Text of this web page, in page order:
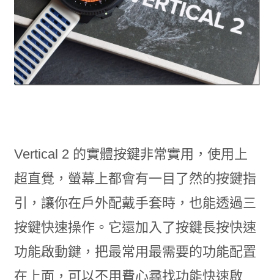
Vertical 2 的實體按鍵非常實用，使用上
超直覺，螢幕上都會有一目了然的按鍵指
引，讓你在戶外配戴手套時，也能透過三
按鍵快速操作。它還加入了按鍵長按快速
功能啟動鍵，把最常用最需要的功能配置
在上面，可以不用費心尋找功能快速啟